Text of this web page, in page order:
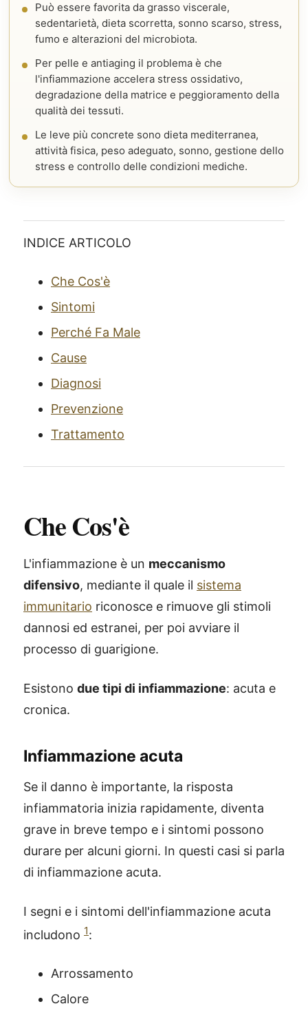
Può essere favorita da grasso viscerale,
sedentarietà, dieta scorretta, sonno scarso, stress,
fumo e alterazioni del microbiota.
Per pelle e antiaging il problema è che
l'infiammazione accelera stress ossidativo,
degradazione della matrice e peggioramento della
qualità dei tessuti.
Le leve più concrete sono dieta mediterranea,
attività fisica, peso adeguato, sonno, gestione dello
stress e controllo delle condizioni mediche.
INDICE ARTICOLO
Che Cos'è
Sintomi
Perché Fa Male
Cause
Diagnosi
Prevenzione
Trattamento
Che Cos'è
L'infiammazione è un meccanismo
difensivo, mediante il quale il sistema
immunitario riconosce e rimuove gli stimoli
dannosi ed estranei, per poi avviare il
processo di guarigione.
Esistono due tipi di infiammazione: acuta e
cronica.
Infiammazione acuta
Se il danno è importante, la risposta
infiammatoria inizia rapidamente, diventa
grave in breve tempo e i sintomi possono
durare per alcuni giorni. In questi casi si parla
di infiammazione acuta.
I segni e i sintomi dell'infiammazione acuta
includono 1:
Arrossamento
Calore